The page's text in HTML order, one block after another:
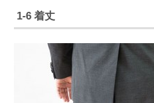
1-6 着丈